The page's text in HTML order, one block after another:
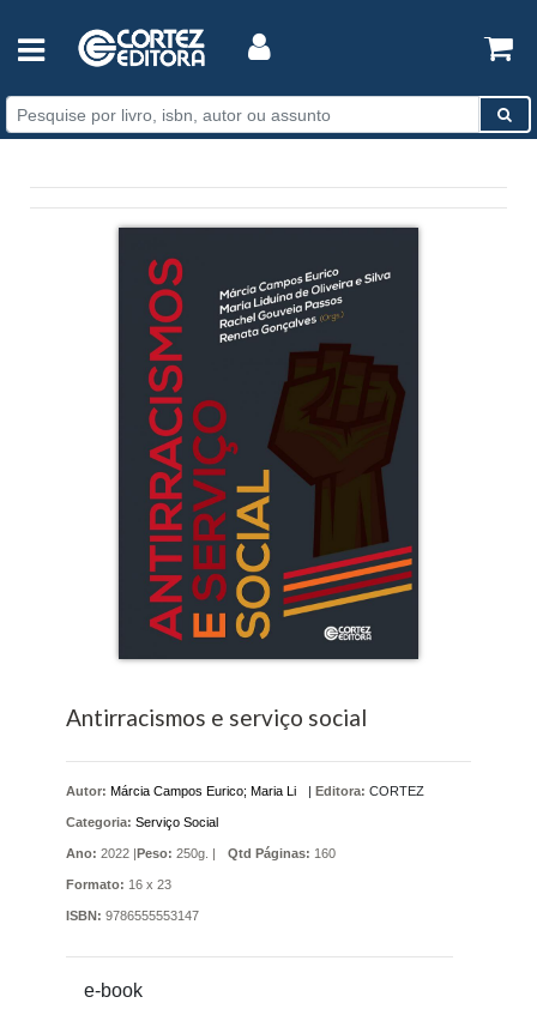
Antirracismos e serviço social
Autor: Márcia Campos Eurico; Maria Li Editora: CORTEZ
Categoria: Serviço Social
Ano: 2022 | Peso: 250g. | Qtd Páginas: 160
Formato: 16 x 23
ISBN: 9786555553147
e-book